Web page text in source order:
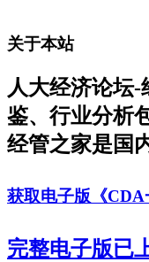
关于本站
人大经济论坛
鉴、行业分析
经管之家是国
获取电子版《CDA
完整电子版已